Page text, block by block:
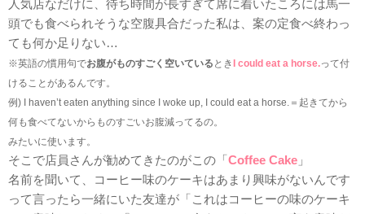
人気店なだけに、待ち時間が長すぎて席に着いたころには馬一
頭でも食べられそうな空腹具合だった私は、案の定食べ終わっ
ても何か足りない…
※英語の慣用句でお腹がものすごく空いている ときI could eat a horse.って付
けることがあるんです。
例) I haven’t eaten anything since I woke up, I could eat a horse.＝起きてから
何も食べてないからものすごいお腹減ってるの。
みたいに使います。
そこで店員さんが勧めてきたのがこの「Coffee Cake 」
名前を聞いて、コーヒー味のケーキはあまり興味がないんです
って言ったら一緒にいた友達が「これはコーヒーの味のケーキ